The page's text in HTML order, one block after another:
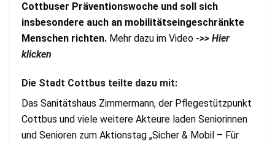
Cottbuser Präventionswoche und soll sich
insbesondere auch an mobilitätseingeschränkte
Menschen richten. Mehr dazu im Video ->> Hier
klicken
Die Stadt Cottbus teilte dazu mit:
Das Sanitätshaus Zimmermann, der Pflegestützpunkt
Cottbus und viele weitere Akteure laden Seniorinnen
und Senioren zum Aktionstag „Sicher & Mobil – Für